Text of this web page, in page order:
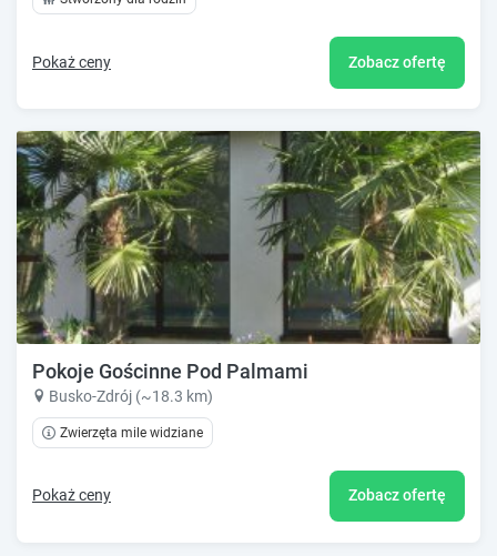
Pokaż ceny Zobacz ofertę
Pokoje Gościnne Pod Palmami
Busko-Zdrój (~18.3 km)
Zwierzęta mile widziane
Pokaż ceny Zobacz ofertę